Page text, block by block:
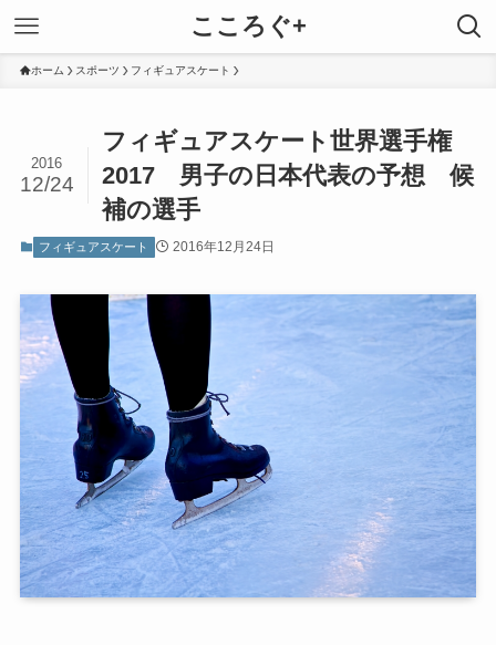
こころぐ+
ホーム スポーツ フィギュアスケート
フィギュアスケート世界選手権
2017 男子の日本代表の予想 候
補の選手
2016
12/24
フィギュアスケート 2016年12月24日